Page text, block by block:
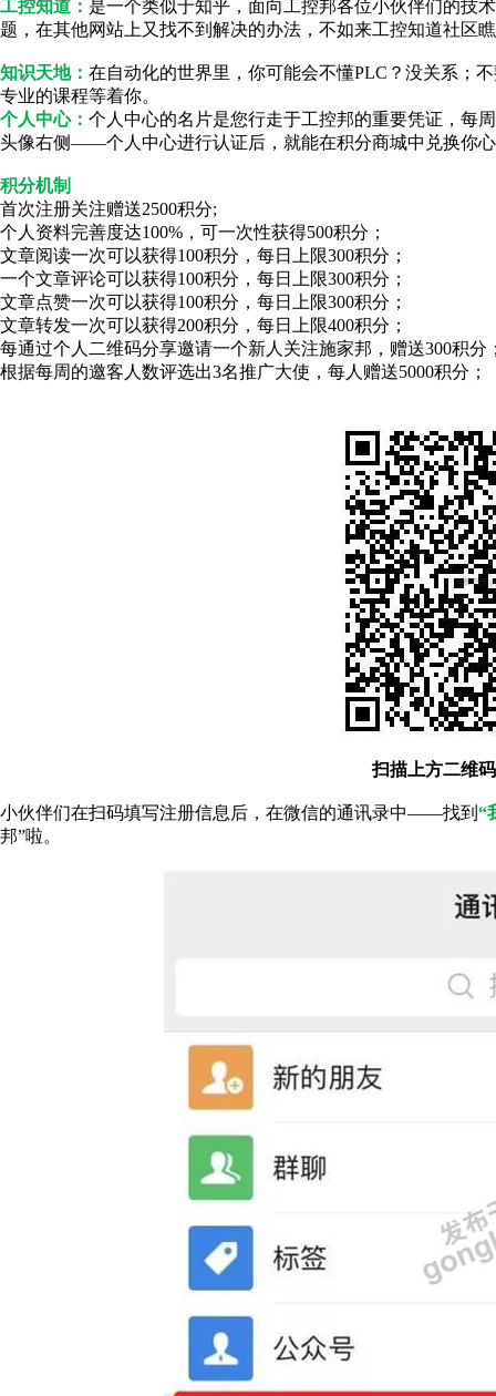
工控知道： 是一个类似于知乎，面向工控邦各位小伙伴们的技
题，在其他网站上又找不到解决的办法，不如来工控知道社区
知识天地： 在自动化的世界里，你可能会不懂PLC？没关系；
专业的课程等着你。
个人中心： 个人中心的名片是您行走于工控邦的重要凭证，每
头像右侧——个人中心进行认证后，就能在积分商城中兑换你
积分机制
首次注册关注赠送2500积分;
个人资料完善度达100%，可一次性获得500积分；
文章阅读一次可以获得100积分，每日上限300积分；
一个文章评论可以获得100积分，每日上限300积分；
文章点赞一次可以获得100积分，每日上限300积分；
文章转发一次可以获得200积分，每日上限400积分；
每通过个人二维码分享邀请一个新人关注施家邦，赠送300积分
根据每周的邀客人数评选出3名推广大使，每人赠送5000积分；
扫描上方二维
小伙伴们在扫码填写注册信息后，在微信的通讯录中——找到 “
邦”啦。